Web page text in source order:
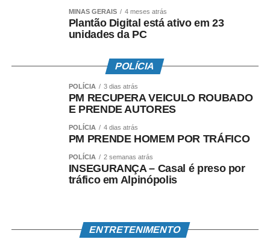
MINAS GERAIS 4 meses atrás
Plantão Digital está ativo em 23
unidades da PC
POLÍCIA
POLÍCIA 3 dias atrás
PM RECUPERA VEICULO ROUBADO
E PRENDE AUTORES
POLÍCIA 4 dias atrás
PM PRENDE HOMEM POR TRÁFICO
POLÍCIA 2 semanas atrás
INSEGURANÇA – Casal é preso por
tráfico em Alpinópolis
ENTRETENIMENTO